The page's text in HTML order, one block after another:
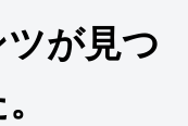
が見つ